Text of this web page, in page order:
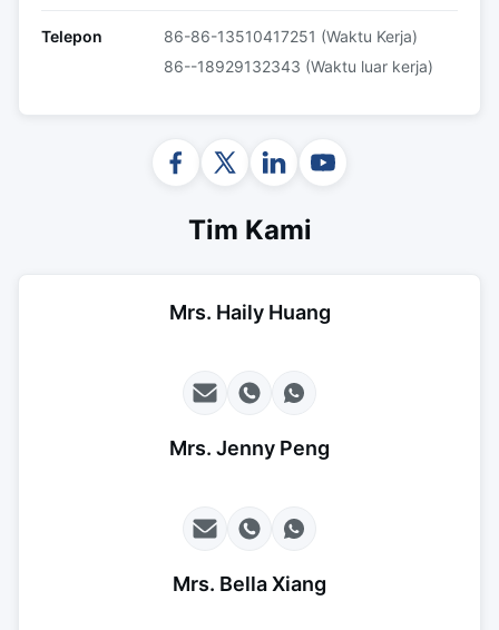
Telepon
86-86-13510417251 (Waktu Kerja)
86--18929132343 (Waktu luar kerja)
Tim Kami
Mrs. Haily Huang
Mrs. Jenny Peng
Mrs. Bella Xiang